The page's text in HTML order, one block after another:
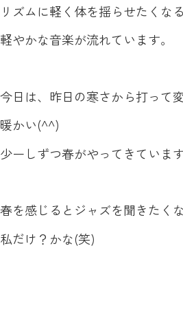
リズムに軽く体を揺らせたくなる
軽やかな音楽が流れています。
今日は、昨日の寒さから打って変
暖かい(^^)
少ーしずつ春がやってきています
春を感じるとジャズを聞きたくな
私だけ？かな(笑)